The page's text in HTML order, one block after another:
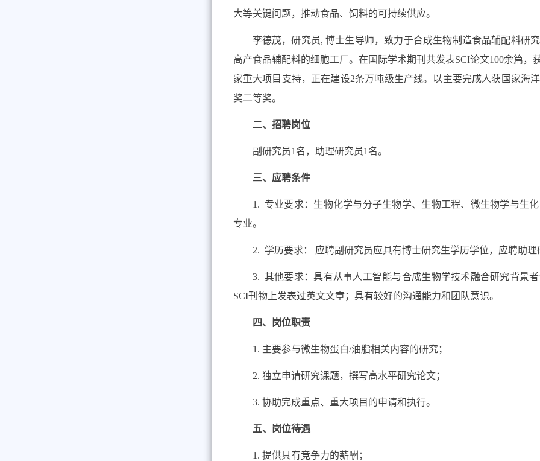
大等关键问题，推动食品、饲料的可持续供应。
李德茂，研究员,博士生导师，致力于合成生物制造食品辅配料研
高产食品辅配料的细胞工厂。在国际学术期刊共发表SCI论文100余篇，
家重大项目支持，正在建设2条万吨级生产线。以主要完成人获国家海
奖二等奖。
二、招聘岗位
副研究员1 名，助理研究员1 名。
三、 应聘条件
1. 专业要求：生物化学与分子生物学、生物工程、微生物学与生
专业。
2. 学历要求： 应聘副研究员应具有博士研究生学历学位，应聘助
3. 其他要求：具有从事人工智能与合成生物学技术融合研究背景者
SCI刊物上发表过英文文章；具有较好的沟通能力和团队意识。
四、岗位职责
1. 主要参与微生物蛋白/油脂相关内容的研究；
2. 独立申请研究课题，撰写高水平研究论文；
3. 协助完成重点、重大项目的申请和执行。
五、岗位待遇
1. 提供具有竞争力的薪酬；